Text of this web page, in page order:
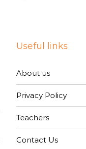
Useful links
About us
Privacy Policy
Teachers
Contact Us